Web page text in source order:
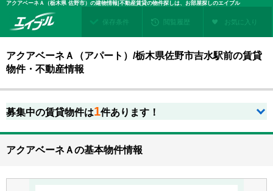
アクアベーネＡ（栃木県 佐野市）の建物情報|不動産賃貸の物件探しは、お部屋探しのエイブル
保存条件 閲覧履歴 お気に入り
アクアベーネＡ（アパート）/栃木県佐野市吉水駅前の賃貸
物件・不動産情報
募集中の賃貸物件は1件あります！
アクアベーネＡの基本物件情報